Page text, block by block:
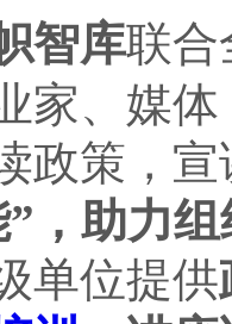
智库联合
家、媒
政策，
，助力
单位提供